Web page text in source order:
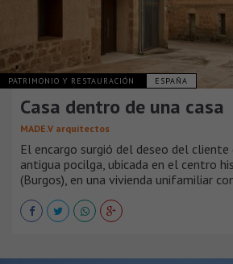
PATRIMONIO Y RESTAURACIÓN ESPAÑA
Casa dentro de una casa
MADE.V arquitectos
El encargo surgió del deseo del
antigua pocilga, ubicada en el centro
(Burgos), en una vivienda unifamiliar